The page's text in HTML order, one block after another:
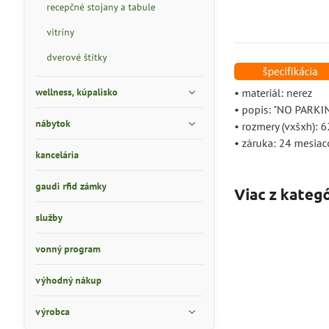
• materiál: nerez
• popis: "NO
• rozmery (vxšxh):
• záruka: 24
Viac z
recepčné stojany a tabule
vitríny
dverové štítky
wellness, kúpalisko
nábytok
kancelária
gaudi rfid zámky
služby
vonný program
výhodný nákup
výrobca